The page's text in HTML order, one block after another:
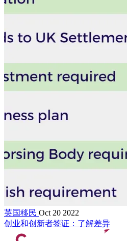
英国移民 Oct 20 2022
创业和创新者签证：了解差异